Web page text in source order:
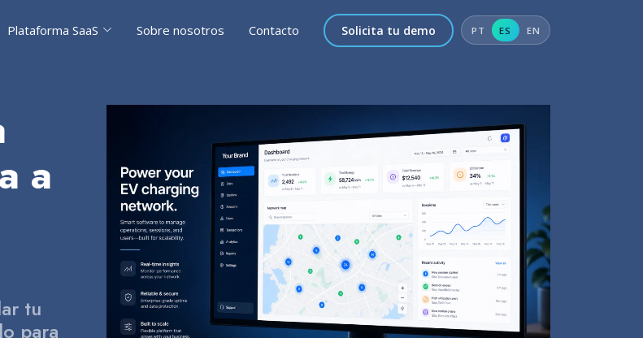
Plataforma SaaS Sobre nosotros Contacto Solicita tu demo PT ES EN
a
tu
para